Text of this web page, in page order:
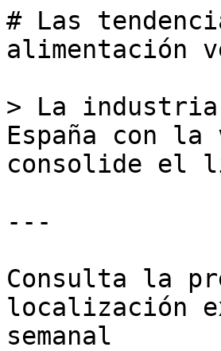
# Las
alimentación
> La industria
España con
consolide el
---
Consulta la
localización
semanal